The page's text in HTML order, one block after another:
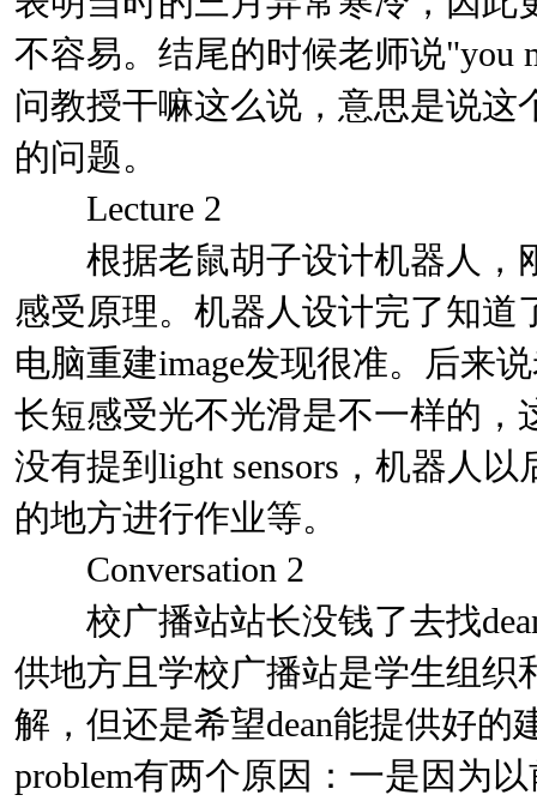
不容易。结尾的时候老师说"you
问教授干嘛这么说，意思是说
的问题。
Lecture 2
根据老鼠胡子设计机器人，
感受原理。机器人设计完了知道
电脑重建image发现很准。后来
长短感受光不光滑是不一样的，
没有提到light sensors，机器人
的地方进行作业等。
Conversation 2
校广播站站长没钱了去找
供地方且学校广播站是学生组织
解，但还是希望dean能提供好的
problem有两个原因：一是因为